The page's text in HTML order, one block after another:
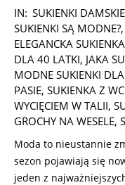
2026-
03-
01
IN: SUKIENKI DAMSKIE
SUKIENKI SĄ MODNE?,
ELEGANCKA
DLA 40 LATKI, JAKA
MODNE SUKIENKI
PASIE, SUKIENKA Z
WYCIĘCIEM W TALII,
GROCHY NA WESELE,
Moda to nieustannie
sezon pojawiają się
jeden z